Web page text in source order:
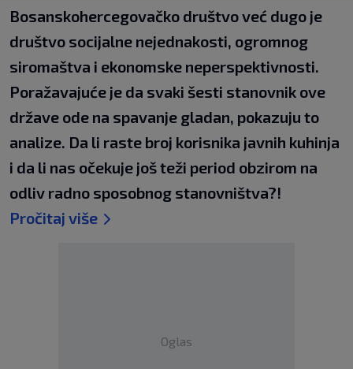
Bosanskohercegovačko društvo već dugo je
društvo socijalne nejednakosti, ogromnog
siromaštva i ekonomske neperspektivnosti.
Poražavajuće je da svaki šesti stanovnik ove
države ode na spavanje gladan, pokazuju to
analize. Da li raste broj korisnika javnih kuhinja
i da li nas očekuje još teži period obzirom na
odliv radno sposobnog stanovništva?!
Pročitaj više
Oglas